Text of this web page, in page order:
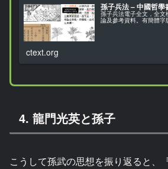
孫子兵法 – 中國哲學
孫子兵法電子全文，全
論及參考資料。有簡體字
ctext.org
4. 龍門光英と孫子
こうして孫武の思想を振り返ると、